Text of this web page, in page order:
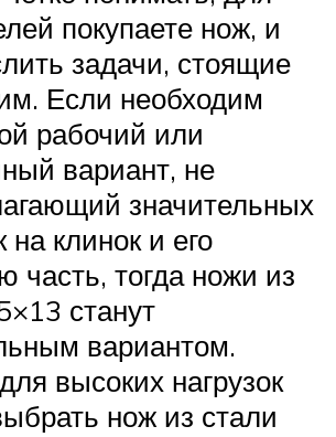
покупаете нож, и
задачи, стоящие
Если необходим
рабочий или
вариант, не
значительных
на клинок и его
часть, тогда ножи из
станут
вариантом.
высоких нагрузок
нож из стали